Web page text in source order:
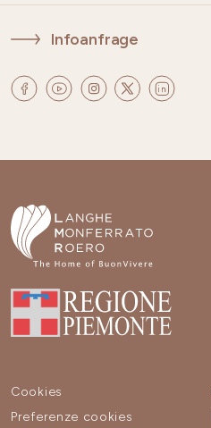
Infoanfrage
Cookies
Preferenze cookies